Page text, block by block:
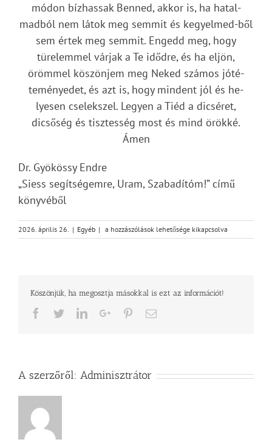
módon bízhassak Benned, akkor is, ha hatal-
madból nem látok meg semmit és kegyelmed-ből
sem értek meg semmit. Engedd meg, hogy
türelemmel várjak a Te idődre, és ha eljön,
örömmel köszönjem meg Neked számos jóté-
teményedet, és azt is, hogy mindent jól és he-
lyesen cselekszel. Legyen a Tiéd a dicséret,
dicsőség és tisztesség most és mind örökké.
Ámen
Dr. Gyökössy Endre
„Siess segítségemre, Uram, Szabadítóm!” című
könyvéből
2026. április 26. | Egyéb | Imádság
éve
ne
bejegyzéshez
a hozzászólások lehetősége kikapcsolva
Köszönjük, ha megosztja másokkal is ezt az információt!
Facebook
TwitterLinkedInGoogle+PinterestEmail
A szerzőről: Adminisztrátor